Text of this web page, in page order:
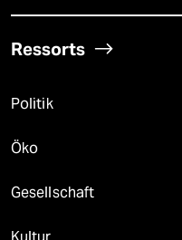
Ressorts
Politik
Öko
Gesellschaft